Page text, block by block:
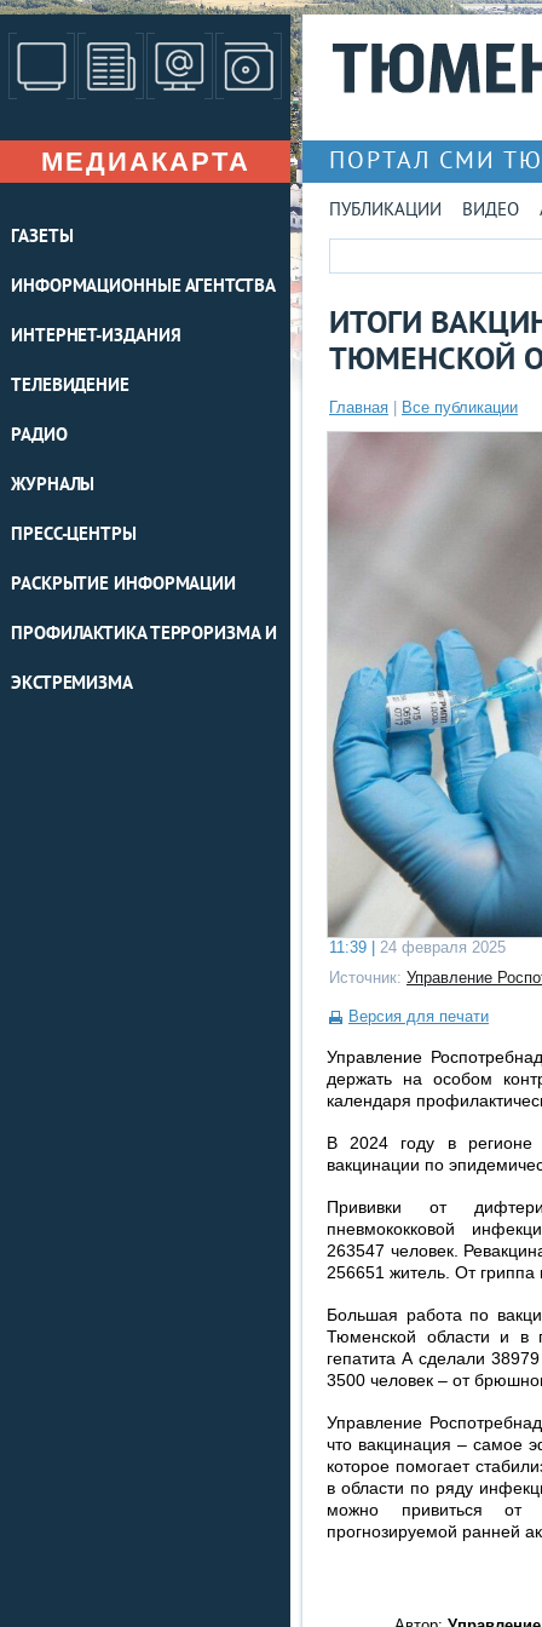
МЕДИАКАРТА
ГАЗЕТЫ
ИНФОРМАЦИОННЫЕ АГЕНТСТВА
ИНТЕРНЕТ-ИЗДАНИЯ
ТЕЛЕВИДЕНИЕ
РАДИО
ЖУРНАЛЫ
ПРЕСС-ЦЕНТРЫ
РАСКРЫТИЕ ИНФОРМАЦИИ
ПРОФИЛАКТИКА ТЕРРОРИЗМА И
ЭКСТРЕМИЗМА
ПОРТАЛ СМИ
ПУБЛИКАЦИИ ВИДЕО
ИТОГИ
ТЮМЕНСКОЙ
Главная Все публикации
11:39 | 24 февраля 2025
Источник: Управление
Версия для печати
Управление
держать на особом
календаря
В 2024 году в
вакцинации по
Прививки от
пневмококковой
263547 человек.
256651 житель. От
Большая работа по
Тюменской области и в
гепатита А сделали
3500 человек – от
Управление
что вакцинация – самое
которое помогает
в области по ряду
можно привиться от
прогнозируемой ранней